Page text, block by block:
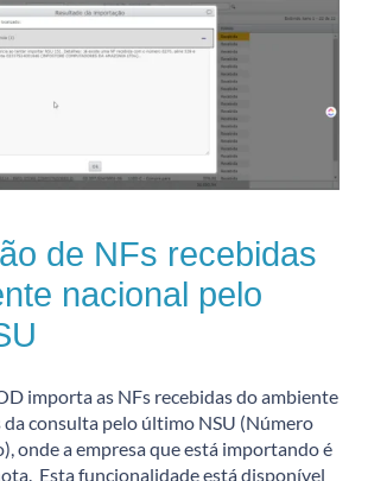
de NFs recebidas
nacional pelo
importa as NFs recebidas do ambiente
da consulta pelo último NSU (Número
onde a empresa que está importando é
Esta funcionalidade está disponível